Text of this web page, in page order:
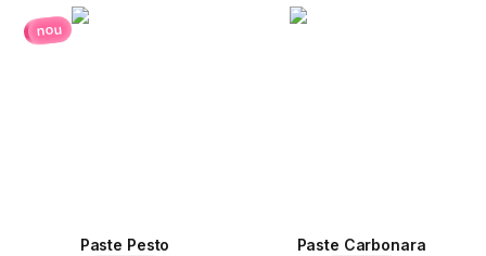
nou
Paste Pesto Paste Carbonara